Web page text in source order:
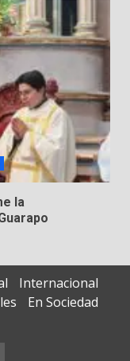
la
Internacional
En Sociedad